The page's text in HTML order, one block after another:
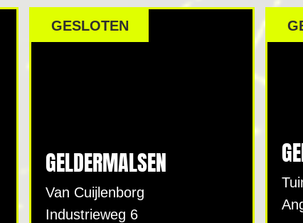
GESLOTEN
GELDERMALSEN
Van Cuijlenborg
Industrieweg 6